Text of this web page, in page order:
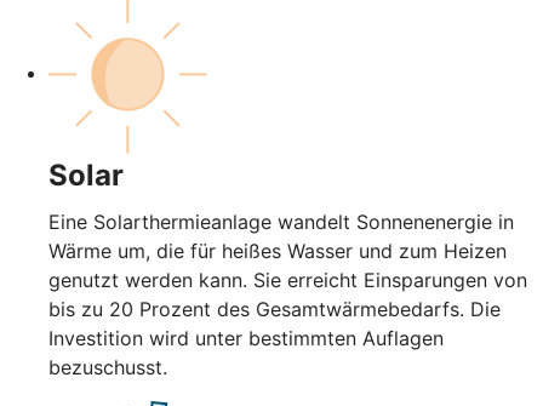
Solar
Eine Solarthermieanlage wandelt Sonnenenergie in
Wärme um, die für heißes Wasser und zum Heizen
genutzt werden kann. Sie erreicht Einsparungen von
bis zu 20 Prozent des Gesamtwärmebedarfs. Die
Investition wird unter bestimmten Auflagen
bezuschusst.